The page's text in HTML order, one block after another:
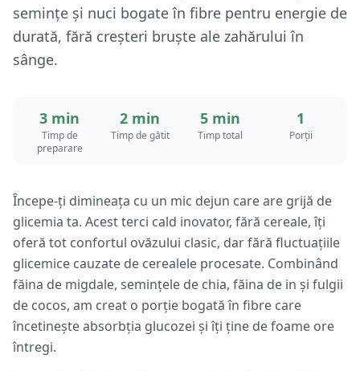
semințe și nuci bogate în fibre pentru energie de
durată, fără creșteri bruște ale zahărului în
sânge.
3 min
Timp de
preparare
2 min
Timp de gătit
5 min
Timp total
1
Porții
Începe-ți dimineața cu un mic dejun care are grijă de
glicemia ta. Acest terci cald inovator, fără cereale, îți
oferă tot confortul ovăzului clasic, dar fără fluctuațiile
glicemice cauzate de cerealele procesate. Combinând
făina de migdale, semințele de chia, făina de in și fulgii
de cocos, am creat o porție bogată în fibre care
încetinește absorbția glucozei și îți ține de foame ore
întregi.